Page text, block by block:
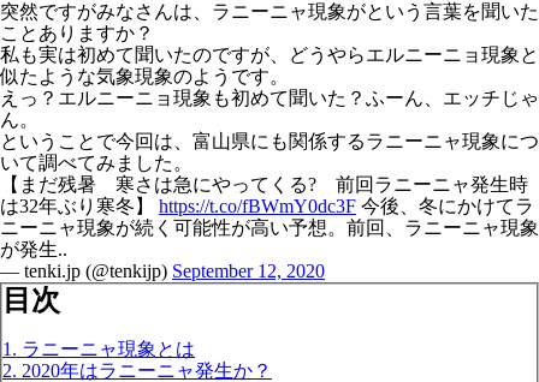
突然ですがみなさんは、ラニーニャ現象がという言葉を聞いた
ことありますか？
私も実は初めて聞いたのですが、どうやらエルニーニョ現象と
似たような気象現象のようです。
えっ？エルニーニョ現象も初めて聞いた？ふーん、エッチじゃ
ん。
ということで今回は、富山県にも関係するラニーニャ現象につ
いて調べてみました。
【まだ残暑 寒さは急にやってくる? 前回ラニーニャ発生時
は32年ぶり寒冬】 https://t.co/fBWmY0dc3F 今後、冬にかけてラ
ニーニャ現象が続く可能性が高い予想。前回、ラニーニャ現象
が発生..
— tenki.jp (@tenkijp) September 12, 2020
目次
1. ラニーニャ現象とは
2. 2020年はラニーニャ発生か？